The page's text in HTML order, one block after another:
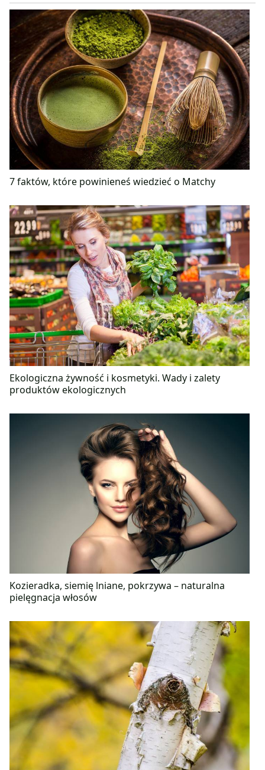
7 faktów, które powinieneś wiedzieć o Matchy
Ekologiczna żywność i kosmetyki. Wady i zalety
produktów ekologicznych
Kozieradka, siemię lniane, pokrzywa – naturalna
pielęgnacja włosów